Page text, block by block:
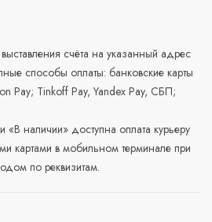
счёта на указанный адрес
способы оплаты: банковские карты
Pay; Tinkoff Pay, Yandex Pay, СБП;
«В наличии» доступна оплата курьеру
картами в мобильном терминале при
по реквизитам.